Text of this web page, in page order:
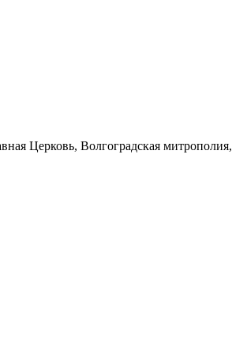
Церковь, Волгоградская митрополия,